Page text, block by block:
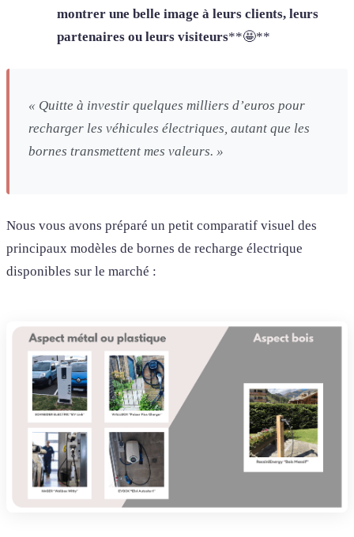
montrer une belle image à leurs clients, leurs
partenaires ou leurs visiteurs**🤩**
« Quitte à investir quelques milliers d’euros pour
recharger les véhicules électriques, autant que les
bornes transmettent mes valeurs. »
Nous vous avons préparé un petit comparatif visuel des
principaux modèles de bornes de recharge électrique
disponibles sur le marché :